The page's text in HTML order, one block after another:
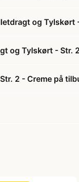
og Tylskørt
og Tylskørt - Str.
2 - Creme på